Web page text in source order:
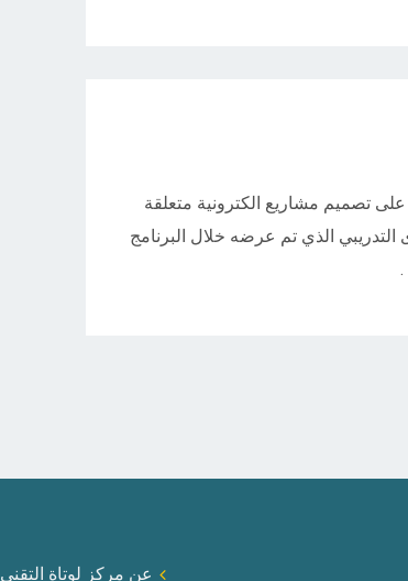
على تصميم مشاريع الكترونية متعلقة
التدريبي الذي تم عرضه خلال البرنامج
.
عن مركز لوتاة التقني